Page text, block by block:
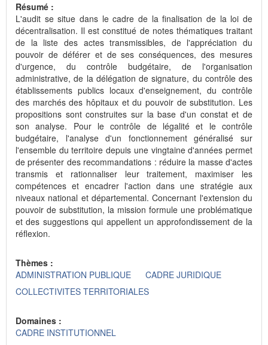
Résumé :
L'audit se situe dans le cadre de la finalisation de la loi de
décentralisation. Il est constitué de notes thématiques traitant
de la liste des actes transmissibles, de l'appréciation du
pouvoir de déférer et de ses conséquences, des mesures
d'urgence, du contrôle budgétaire, de l'organisation
administrative, de la délégation de signature, du contrôle des
établissements publics locaux d'enseignement, du contrôle
des marchés des hôpitaux et du pouvoir de substitution. Les
propositions sont construites sur la base d'un constat et de
son analyse. Pour le contrôle de légalité et le contrôle
budgétaire, l'analyse d'un fonctionnement généralisé sur
l'ensemble du territoire depuis une vingtaine d'années permet
de présenter des recommandations : réduire la masse d'actes
transmis et rationnaliser leur traitement, maximiser les
compétences et encadrer l'action dans une stratégie aux
niveaux national et départemental. Concernant l'extension du
pouvoir de substitution, la mission formule une problématique
et des suggestions qui appellent un approfondissement de la
réflexion.
Thèmes :
ADMINISTRATION PUBLIQUE
CADRE JURIDIQUE
COLLECTIVITES TERRITORIALES
Domaines :
CADRE INSTITUTIONNEL